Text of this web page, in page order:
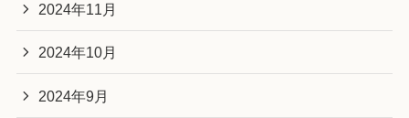
2024年11月
2024年10月
2024年9月